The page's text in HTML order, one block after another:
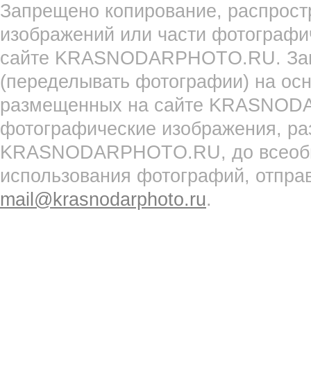
Запрещено копирование,
изображений или части
сайте KRASNODARPHOTO.RU.
(переделывать фотографии) на
размещенных на сайте
фотографические изображения,
KRASNODARPHOTO.RU, до
использования фотографий,
mail@krasnodarphoto.ru.